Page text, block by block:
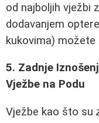
od najboljih vježbi
dodavanjem
kukovima)
5. Zadnje
Vježbe na Podu
Vježbe kao što su